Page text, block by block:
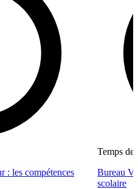
: les compétences
Temps de
Bureau
scolaire